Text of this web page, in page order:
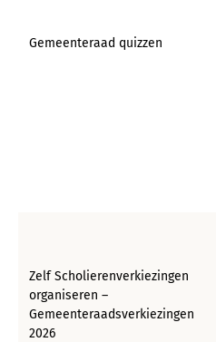
Gemeenteraad quizzen
Zelf Scholierenverkiezingen
organiseren –
Gemeenteraadsverkiezingen
2026